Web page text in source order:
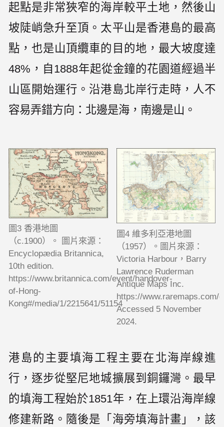
起點是非常狹窄的海岸較平土地，然後山
坡陡峭急升至頂。太平山是香港島的最高
點，也是山頂纜車的目的地，最大坡度達
48%，自1888年起從金鐘的花園道經過半
山區開始運行。沿港島北岸行走時，人不
容易弄錯方向：北邊是海，南邊是山。
圖3 香港地圖
（c.1900）。 圖片來源：
Encyclopædia Britannica,
10th edition.
https://www.britannica.com/event/handover-
of-Hong-
Kong#/media/1/2215641/51154
圖4 維多利亞港地圖
（1957）。圖片來源：
Victoria Harbour，Barry
Lawrence Ruderman
Antique Maps Inc.
https://www.raremaps.com/
Accessed 5 November
2024.
港島的主要填海工程主要在北海岸線進
行，逐步從堅尼地城擴展到銅鑼灣。最早
的填海工程始於1851年，在上環沿海岸線
修建新路。隨後是「海旁填海計畫」，該